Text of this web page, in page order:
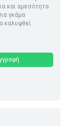
και αμεσότητα
γκάμα
καλυφθεί